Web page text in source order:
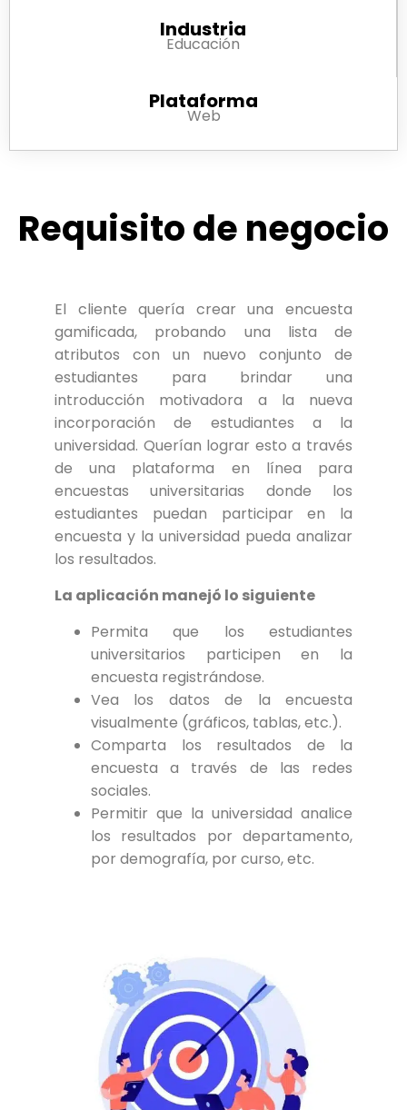
Industria
Educación
Plataforma
Web
Requisito de negocio
El cliente quería crear una encuesta
gamificada, probando una lista de
atributos con un nuevo conjunto de
estudiantes para brindar una
introducción motivadora a la nueva
incorporación de estudiantes a la
universidad. Querían lograr esto a través
de una plataforma en línea para
encuestas universitarias donde los
estudiantes puedan participar en la
encuesta y la universidad pueda analizar
los resultados.
La aplicación manejó lo siguiente
Permita que los estudiantes
universitarios participen en la
encuesta registrándose.
Vea los datos de la encuesta
visualmente (gráficos, tablas, etc.).
Comparta los resultados de la
encuesta a través de las redes
sociales.
Permitir que la universidad analice
los resultados por departamento,
por demografía, por curso, etc.